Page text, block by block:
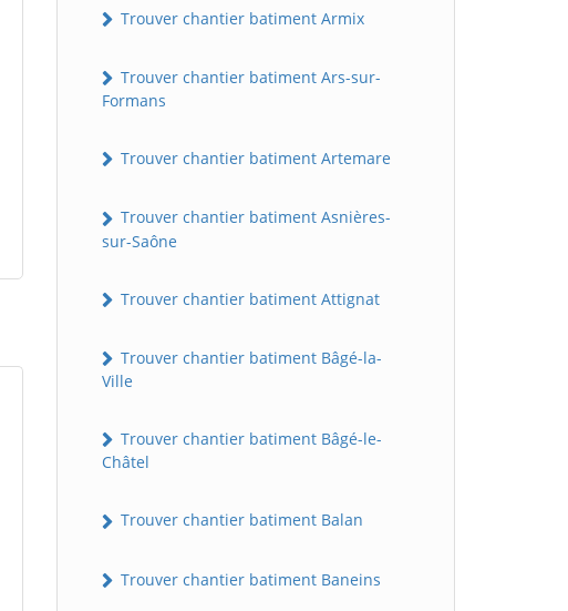
Trouver chantier batiment Armix
Trouver chantier batiment Ars-sur-
Formans
Trouver chantier batiment Artemare
Trouver chantier batiment Asnières-
sur-Saône
Trouver chantier batiment Attignat
Trouver chantier batiment Bâgé-la-
Ville
Trouver chantier batiment Bâgé-le-
Châtel
Trouver chantier batiment Balan
Trouver chantier batiment Baneins